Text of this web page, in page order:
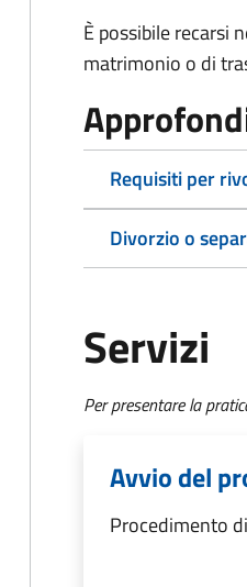
È possibile recarsi
matrimonio o di
Requisiti per
Divorzio o
Servizi
Per presentare la
Avvio del
Procedimento